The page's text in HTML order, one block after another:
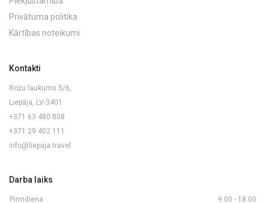
Privātuma politika
Kārtības noteikumi
Kontakti
Rožu laukums 5/6,
Liepāja, LV-3401
+371 63 480 808
+371 29 402 111
info@liepaja.travel
Darba laiks
Pirmdiena 9.00 - 18.00